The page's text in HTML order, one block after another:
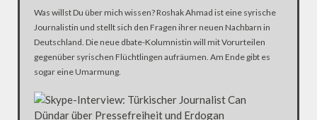
Was willst Du über mich wissen? Roshak Ahmad ist eine syrische
Journalistin und stellt sich den Fragen ihrer neuen Nachbarn in
Deutschland. Die neue dbate-Kolumnistin will mit Vorurteilen
gegenüber syrischen Flüchtlingen aufräumen. Am Ende gibt es
sogar eine Umarmung.